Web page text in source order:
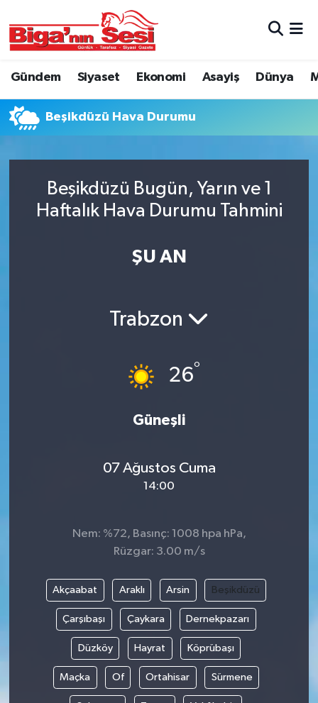
Gündem Siyaset Ekonomi Asayiş Dünya
Beşikdüzü Hava Durumu
Beşikdüzü Bugün, Yarın ve 1
Haftalık Hava Durumu Tahmini
ŞU AN
Trabzon
26°
Güneşli
07 Ağustos Cuma
14:00
Nem: %72, Basınç: 1008 hpa hPa,
Rüzgar: 3.00 m/s
Akçaabat Araklı Arsin Beşikdüzü
Çarşıbaşı Çaykara Dernekpazarı
Düzköy Hayrat Köprübaşı
Maçka Of Ortahisar Sürmene
Asayiş
Belde ve Köyler
Belediye
Dünya
Resmî ilanlar
Sağlık
Siyaset
Çanakkale Hava Durumu
Süper Lig Puan Durumu ve Fikstür
Tüm Manşetler
Son Dakika Haberleri